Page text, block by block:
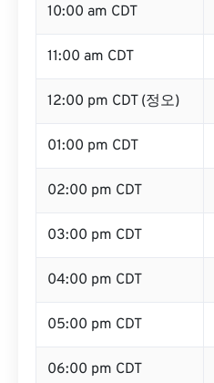
10:00 am CDT
11:00 am CDT
12:00 pm CDT (정오)
01:00 pm CDT
02:00 pm CDT
03:00 pm CDT
04:00 pm CDT
05:00 pm CDT
06:00 pm CDT